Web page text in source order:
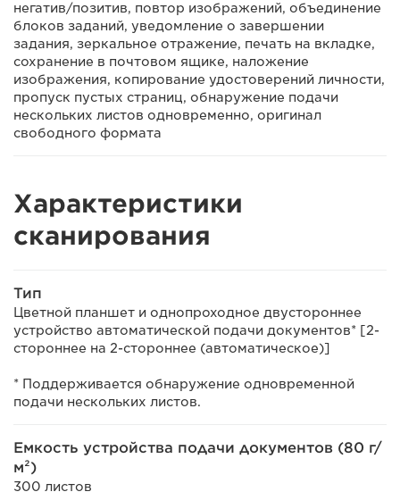
негатив/позитив, повтор изображений, объединение
блоков заданий, уведомление о завершении
задания, зеркальное отражение, печать на вкладке,
сохранение в почтовом ящике, наложение
изображения, копирование удостоверений личности,
пропуск пустых страниц, обнаружение подачи
нескольких листов одновременно, оригинал
свободного формата
Характеристики
сканирования
Тип
Цветной планшет и однопроходное двустороннее
устройство автоматической подачи документов* [2-
стороннее на 2-стороннее (автоматическое)]
* Поддерживается обнаружение одновременной
подачи нескольких листов.
Емкость устройства подачи документов (80 г/
м²)
300 листов